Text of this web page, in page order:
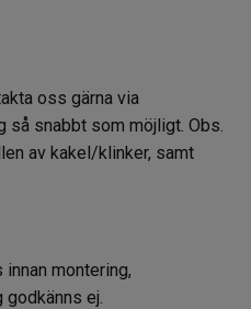
oss gärna via
så snabbt som möjligt. Obs.
av kakel/klinker, samt
montering,
ej.